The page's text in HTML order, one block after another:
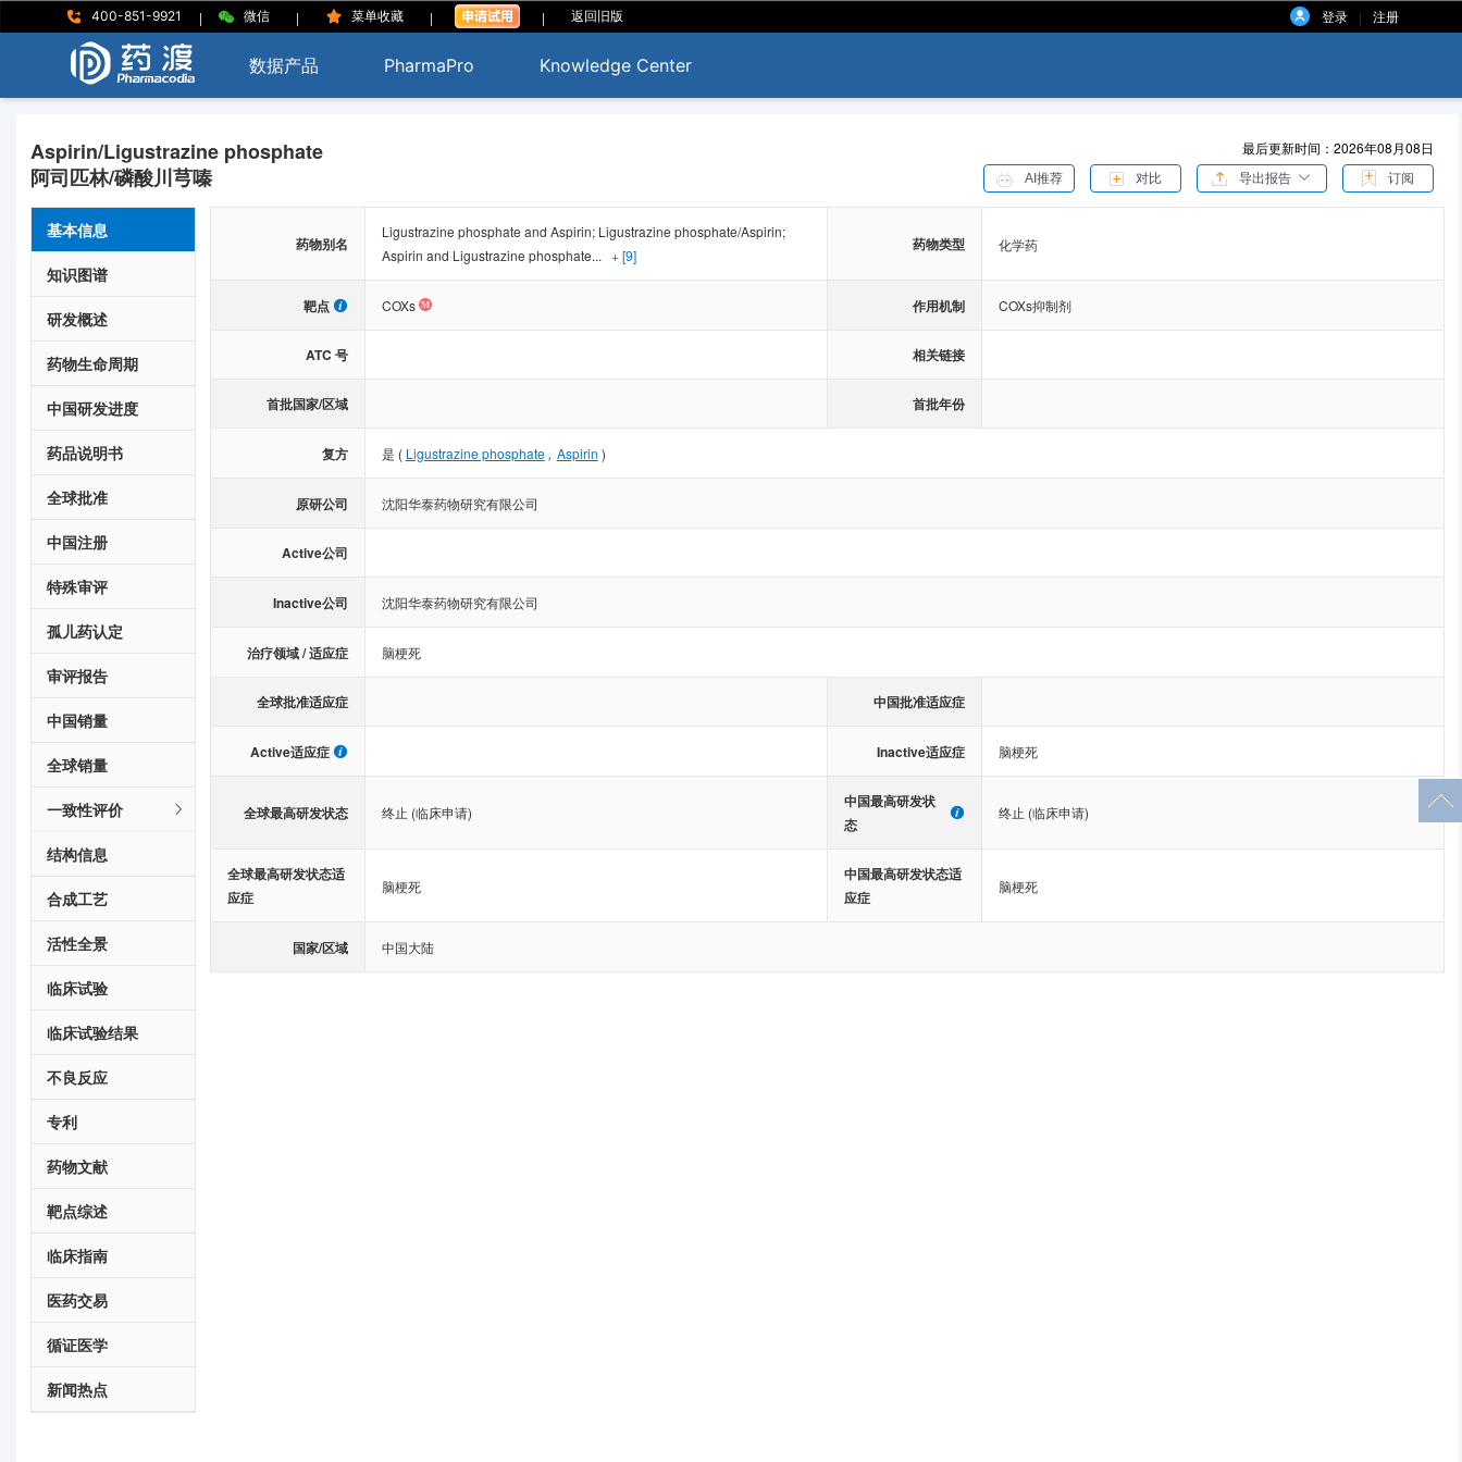
400-851-9921 | 微信 | 菜单收藏 | | 返回旧版 登录 | 注册
数据产品 PharmaPro Knowledge Center
Aspirin/Ligustrazine phosphate
阿司匹林/磷酸川芎嗪
最后更新时间：2026年08月08日
AI推荐 对比 导出报告 订阅
基本信息
知识图谱
研发概述
药物生命周期
中国研发进度
药品说明书
全球批准
中国注册
特殊审评
孤儿药认定
审评报告
中国销量
全球销量
一致性评价
结构信息
合成工艺
活性全景
临床试验
临床试验结果
不良反应
专利
药物文献
靶点综述
临床指南
医药交易
循证医学
新闻热点
药物别名
Ligustrazine phosphate and Aspirin; Ligustrazine phosphate/Aspirin;
Aspirin and Ligustrazine phosphate... + [9]
药物类型 化学药
靶点 COXs 作用机制 COXs抑制剂
ATC 号 相关链接
首批国家/区域 首批年份
复方 是 ( Ligustrazine phosphate, Aspirin )
原研公司 沈阳华泰药物研究有限公司
Active公司
Inactive公司 沈阳华泰药物研究有限公司
治疗领域 / 适应症 脑梗死
全球批准适应症 中国批准适应症
Active适应症 Inactive适应症 脑梗死
全球最高研发状态 终止 (临床申请)
中国最高研发状
态
终止 (临床申请)
全球最高研发状态适
应症
脑梗死
中国最高研发状态适
应症
脑梗死
国家/区域 中国大陆